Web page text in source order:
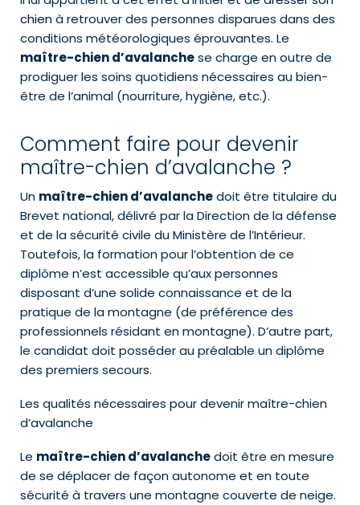
chienà retrouver des personnes disparues dans des
conditions météorologiques éprouvantes. Le
maître-chien d’avalanchese charge en outre de
prodiguer les soins quotidiens nécessaires au bien-
être de l’animal (nourriture, hygiène, etc.).
Comment faire pour devenir
maître-chien d’avalanche ?
Un maître-chien d’avalanchedoit être titulaire du
Brevet national, délivré par la Direction de la défense
et de la sécurité civile du Ministère de l’Intérieur.
Toutefois, la formation pour l’obtention de ce
diplôme n’est accessible qu’aux personnes
disposant d’une solide connaissance et de la
pratique de la montagne (de préférence des
professionnels résidant en montagne). D’autre part,
le candidat doit posséder au préalable un diplôme
des premiers secours.
Les qualités nécessaires pour devenir maître-chien
d’avalanche
Le maître-chien d’avalanchedoit être en mesure
de se déplacer de façon autonome et en toute
sécurité à travers une montagne couverte de neige.